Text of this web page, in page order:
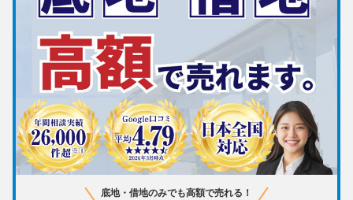
底地・借地のみでも高額で売れる！